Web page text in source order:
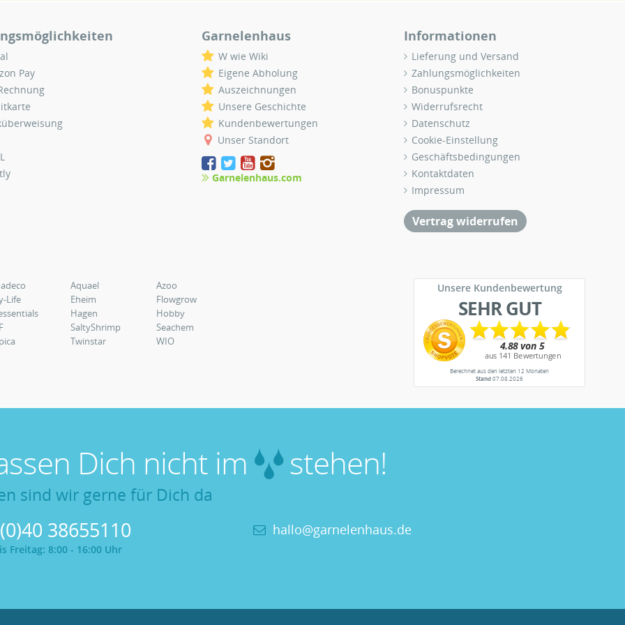
Pay
Garnelenhaus
W wie Wiki
Eigene Abholung
Auszeichnungen
Unsere Geschichte
Kundenbewertungen
Unser Standort
Garnelenhaus.com
Informationen
Lieferung und Versand
Zahlungsmöglichkeiten
Bonuspunkte
Widerrufsrecht
Datenschutz
Cookie-Einstellung
Geschäftsbedingungen
Kontaktdaten
Impressum
Vertrag widerrufen
Aquael
Azoo
Life
Eheim
Flowgrow
Hagen
Hobby
SaltyShrimp
Seachem
Twinstar WIO
Unsere Kundenbewertung
SEHR GUT
Berechnet aus den letzten 12 Monaten
Stand07.08.2026
Dich nicht im stehen!
sind wir gerne für Dich da
38655110
Freitag: 8:00 - 16:00 Uhr
hallo@garnelenhaus.de